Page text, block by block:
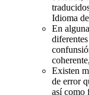
Idioma
En
Existen
de error
así como